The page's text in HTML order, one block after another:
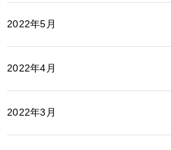
2022年5月
2022年4月
2022年3月